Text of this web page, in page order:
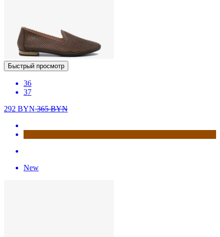
Быстрый просмотр
36
37
292 BYN365BYN
New